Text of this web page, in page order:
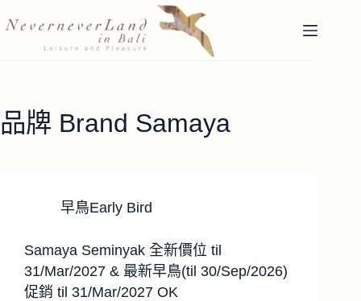
至
容
品牌 Brand Samaya
早鳥Early Bird
Samaya Seminyak 全新價位 til
31/Mar/2027 & 最新早鳥(til 30/Sep/2026)
促銷 til 31/Mar/2027 OK